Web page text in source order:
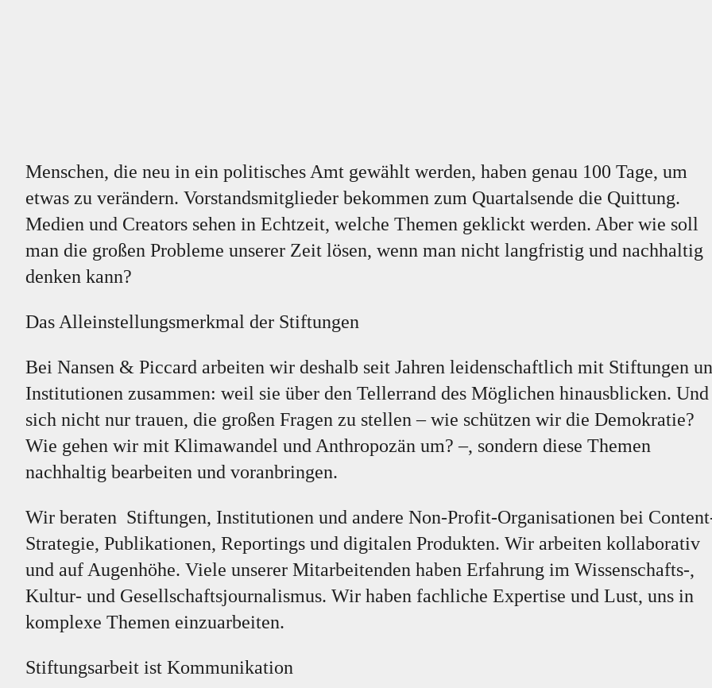
Menschen, die neu in ein politisches Amt gewählt werden, haben genau 100 Tage, um
etwas zu verändern. Vorstandsmitglieder bekommen zum Quartalsende die Quittung.
Medien und Creators sehen in Echtzeit, welche Themen geklickt werden. Aber wie soll
man die großen Probleme unserer Zeit lösen, wenn man nicht langfristig und nachhaltig
denken kann?
Das Alleinstellungsmerkmal der Stiftungen
Bei Nansen & Piccard arbeiten wir deshalb seit Jahren leidenschaftlich mit Stiftungen
Institutionen zusammen: weil sie über den Tellerrand des Möglichen hinausblicken. Und
sich nicht nur trauen, die großen Fragen zu stellen – wie schützen wir die Demokratie?
Wie gehen wir mit Klimawandel und Anthropozän um? –, sondern diese Themen
nachhaltig bearbeiten und voranbringen.
Wir beraten Stiftungen, Institutionen und andere Non-Profit-Organisationen bei
Strategie, Publikationen, Reportings und digitalen Produkten. Wir arbeiten kollaborativ
und auf Augenhöhe. Viele unserer Mitarbeitenden haben Erfahrung im Wissenschafts-,
Kultur- und Gesellschaftsjournalismus. Wir haben fachliche Expertise und Lust, uns in
komplexe Themen einzuarbeiten.
Stiftungsarbeit ist Kommunikation